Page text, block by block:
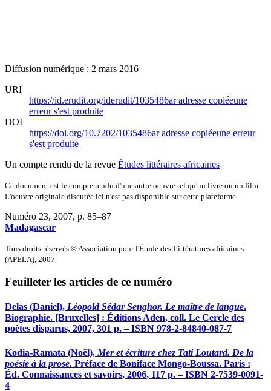
Diffusion numérique : 2 mars 2016
URI
https://id.erudit.org/iderudit/1035486aradresse copiéeune
erreur s'est produite
DOI
https://doi.org/10.7202/1035486aradresse copiéeune erreur
s'est produite
Un compte rendu de la revue Études littéraires africaines
Ce document est le compte rendu d'une autre oeuvre tel qu'un livre ou un film.
L'oeuvre originale discutée ici n'est pas disponible sur cette plateforme.
Numéro 23, 2007, p. 85–87
Madagascar
Tous droits réservés © Association pour l'Étude des Littératures africaines
(APELA), 2007
Feuilleter les articles de ce numéro
Delas (Daniel), Léopold Sédar Senghor. Le maître de langue.
Biographie. [Bruxelles] : Éditions Aden, coll. Le Cercle des
poètes disparus, 2007, 301 p. – ISBN 978-2-84840-087-7
Kodia-Ramata (Noël), Mer et écriture chez Tati Loutard. De la
poésie à la prose. Préface de Boniface Mongo-Boussa. Paris :
Éd. Connaissances et savoirs, 2006, 117 p. – ISBN 2-7539-0091-
4